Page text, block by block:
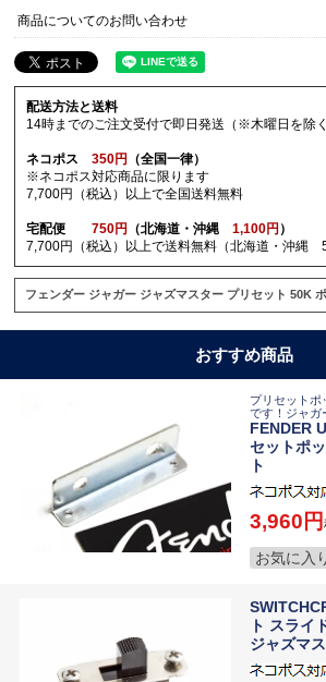
商品についてのお問い合わせ
配送方法と送料
14時までのご注文受付で即日発送（※木曜日を除く
ネコポス350円
（全国一律）
※ネコポス対応商品に限ります
7,700円（税込）以上で全国送料無料
宅配便750円 （北海道・沖縄1,100円 ）
7,700円（税込）以上で送料無料（北海道・沖縄
フェンダー ジャガー ジャズマスター プリセット 50K
おすすめ商品
プリセットポ
です！ジャガ
FENDER
セットポ
ト
3,960
お気に入
ト スライ
ジャズマ